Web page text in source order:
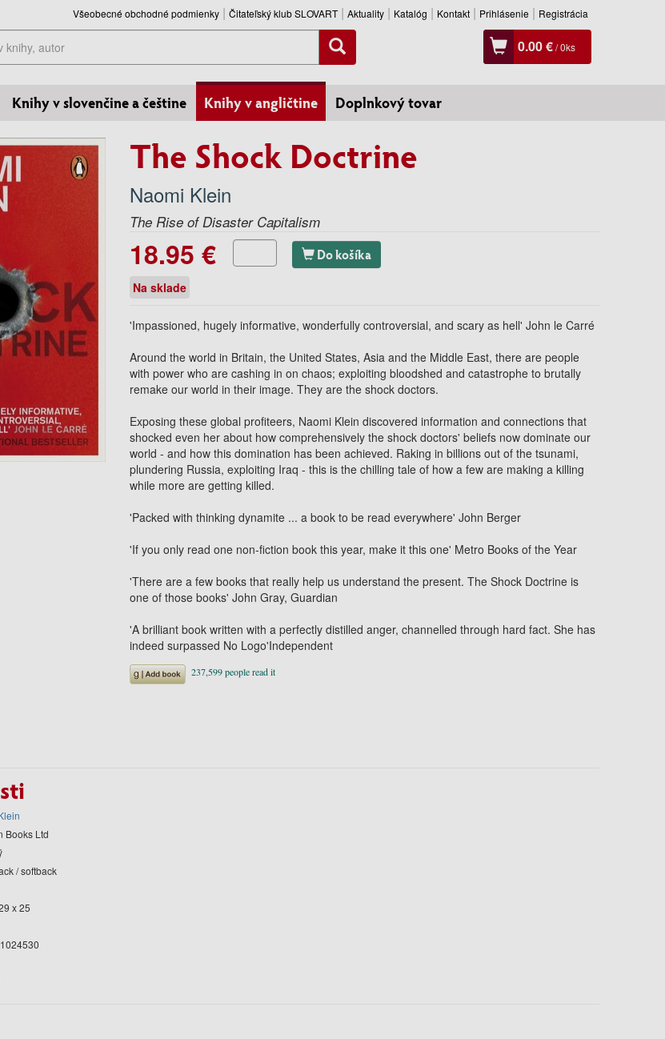
Všeobecné obchodné podmienky Čitateľský klub SLOVART Aktuality Katalóg Kontakt Prihlásenie Registrácia
0.00 €/0ks
Knihy v slovenčine a češtine Knihy v angličtine Doplnkový tovar
The Shock Doctrine
Naomi Klein
The Rise of Disaster Capitalism
18.95 € Do košíka
Na sklade
'Impassioned, hugely informative, wonderfully controversial, and scary as hell' John le Carré
Around the world in Britain, the United States, Asia and the Middle East, there are people
with power who are cashing in on chaos; exploiting bloodshed and catastrophe to brutally
remake our world in their image. They are the shock doctors.
Exposing these global profiteers, Naomi Klein discovered information and connections that
shocked even her about how comprehensively the shock doctors' beliefs now dominate our
world - and how this domination has been achieved. Raking in billions out of the tsunami,
plundering Russia, exploiting Iraq - this is the chilling tale of how a few are making a killing
while more are getting killed.
'Packed with thinking dynamite ... a book to be read everywhere' John Berger
'If you only read one non-fiction book this year, make it this one' Metro Books of the Year
'There are a few books that really help us understand the present.The Shock Doctrineis
one of those books' John Gray,Guardian
'A brilliant book written with a perfectly distilled anger, channelled through hard fact. She has
indeed surpassed No Logo'Independent
Books Ltd
/ softback
x 25